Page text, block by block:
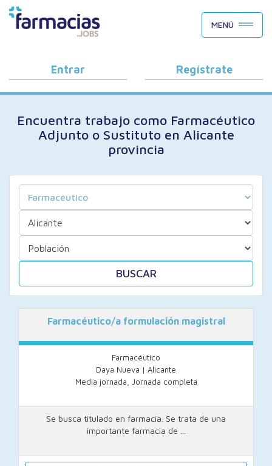
BUSCAR CANDIDATOS
OFERTAS DE EMPLEO
COMO FUNCIONA
PORQUÉ FARMACIAS.JOBS
BLOG
MENÚ
Entrar Regístrate
Encuentra trabajo como Farmacéutico
Adjunto o Sustituto en Alicante
provincia
BUSCAR
Farmacéutico/a formulación magistral
Farmacéutico
Daya Nueva | Alicante
Media jornada, Jornada completa
Se busca titulado en farmacia. Se trata de una
importante farmacia de ...